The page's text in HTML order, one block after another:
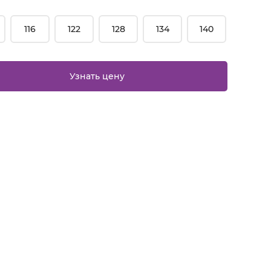
116 122 128 134 140
Узнать цену